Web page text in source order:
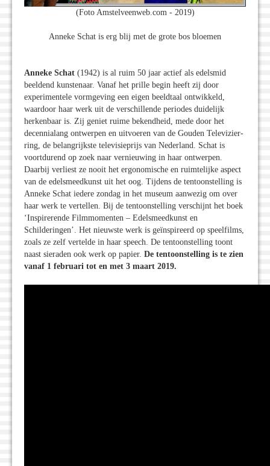
(Foto Amstelveenweb.com - 2019)
Anneke Schat is erg blij met de grote bos bloemen
Anneke Schat (1942) is al ruim 50 jaar actief als edelsmid
beeldend kunstenaar. Vanaf het prille begin heeft zij door
experimentele vormgeving een eigen beeldtaal ontwikkeld,
waardoor haar werk uit de verschillende periodes duidelijk
herkenbaar is. Zij geniet ruime bekendheid, mede door het
decennialang ontwerpen en uitvoeren van de Gouden Televizier-
ring, de belangrijkste televisieprijs van Nederland. Schat is
voortdurend op zoek naar vernieuwing in haar ontwerpen.
Daarbij verliest ze nooit het ergonomische en ruimtelijke aspect
van de edelsmeedkunst uit het oog. Tijdens de tentoonstelling is
Anneke Schat iedere zondag in het museum aanwezig om over
haar werk te vertellen. Bij de tentoonstelling verschijnt het boek
‘Inspirerende Filmmomenten – Edelsmeedkunst en
Schilderingen’. Het nieuwste werk is geïnspireerd op speelfilms,
zoals ze zelf vertelde in haar speech. De tentoonstelling toont
naast sieraden ook werk op papier. De tentoonstelling is te zien
vanaf 1 februari tot en met 3 maart 2019.